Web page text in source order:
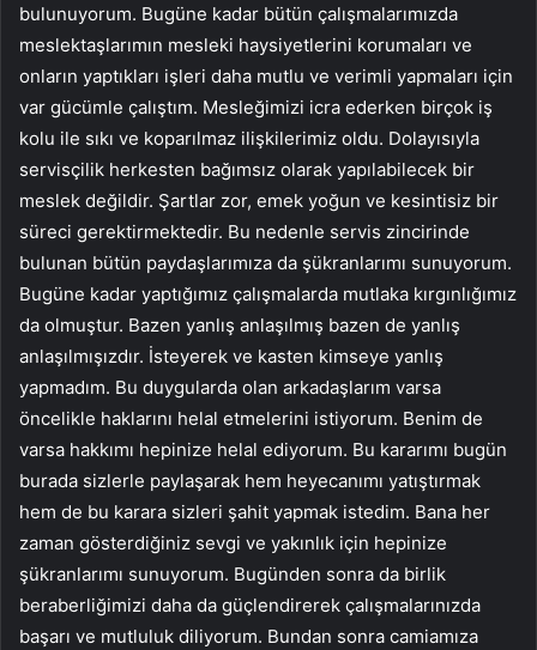
bulunuyorum. Bugüne kadar bütün çalışmalarımızda
meslektaşlarımın mesleki haysiyetlerini korumaları ve
onların yaptıkları işleri daha mutlu ve verimli yapmaları için
var gücümle çalıştım. Mesleğimizi icra ederken birçok iş
kolu ile sıkı ve koparılmaz ilişkilerimiz oldu. Dolayısıyla
servisçilik herkesten bağımsız olarak yapılabilecek bir
meslek değildir. Şartlar zor, emek yoğun ve kesintisiz bir
süreci gerektirmektedir. Bu nedenle servis zincirinde
bulunan bütün paydaşlarımıza da şükranlarımı sunuyorum.
Bugüne kadar yaptığımız çalışmalarda mutlaka kırgınlığımız
da olmuştur. Bazen yanlış anlaşılmış bazen de yanlış
anlaşılmışızdır. İsteyerek ve kasten kimseye yanlış
yapmadım. Bu duygularda olan arkadaşlarım varsa
öncelikle haklarını helal etmelerini istiyorum. Benim de
varsa hakkımı hepinize helal ediyorum. Bu kararımı bugün
burada sizlerle paylaşarak hem heyecanımı yatıştırmak
hem de bu karara sizleri şahit yapmak istedim. Bana her
zaman gösterdiğiniz sevgi ve yakınlık için hepinize
şükranlarımı sunuyorum. Bugünden sonra da birlik
beraberliğimizi daha da güçlendirerek çalışmalarınızda
başarı ve mutluluk diliyorum. Bundan sonra camiamıza